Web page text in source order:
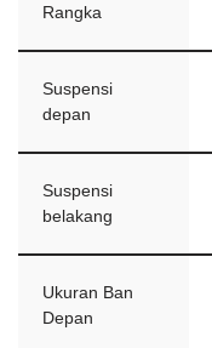
Rangka
Suspensi
depan
Suspensi
belakang
Ukuran Ban
Depan